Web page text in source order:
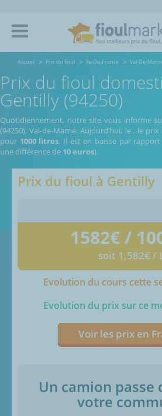
Accueil Prix du fioul île-De-France Val-De-
Prix du fioul
Gentilly (94250)
Quotidiennement, notre site vous informe
(94250), Val-de-Marne.Aujourd’hui, le , le
pour 1000 litres. Il est en baisse par
une différence de 10 euros).
Prix du fioul à Gentilly
1582€ /
soit 1,582€ /
Evolution du cours cette
Evolution du prix sur ce
Voir les prix en
Un camion passe
votre